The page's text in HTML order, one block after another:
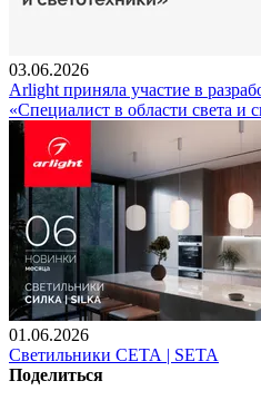
03.06.2026
Arlight приняла участие в
«Специалист в области света и
01.06.2026
Светильники СЕТА | SETA
Поделиться